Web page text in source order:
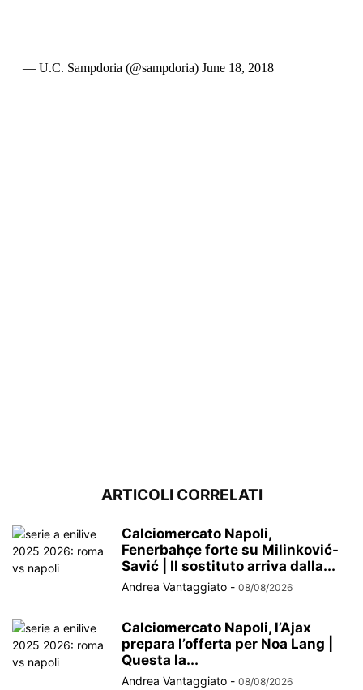
— U.C. Sampdoria (@sampdoria) June 18, 2018
ARTICOLI CORRELATI
Calciomercato Napoli,
Fenerbahçe forte su Milinković-
Savić | Il sostituto arriva dalla...
Andrea Vantaggiato - 08/08/2026
Calciomercato Napoli, l’Ajax
prepara l’offerta per Noa Lang |
Questa la...
Andrea Vantaggiato - 08/08/2026